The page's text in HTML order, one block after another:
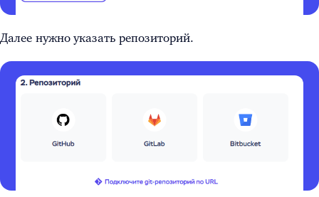
Далее нужно указать репозиторий.